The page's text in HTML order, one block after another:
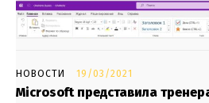
НОВОСТИ 19/03/2021
Microsoft представила